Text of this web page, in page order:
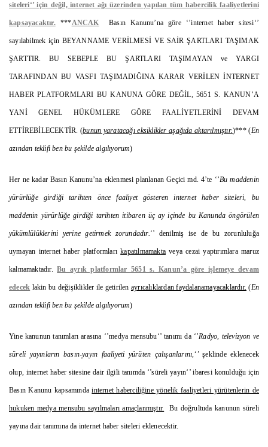
siteleri‘’ için değil, internet ağı üzerinden yapılan tüm habercilik faaliyetlerini
kapsayacaktır.***ANCAK Basın Kanunu’na göre ‘’internet haber sitesi‘’
sayılabilmek için BEYANNAME VERİLMESİ VE SAİR ŞARTLARI TAŞIMAK
ŞARTTIR. BU SEBEPLE BU ŞARTLARI TAŞIMAYAN ve YARGI
TARAFINDAN BU VASFI TAŞIMADIĞINA KARAR VERİLEN İNTERNET
HABER PLATFORMLARI BU KANUNA GÖRE DEĞİL, 5651 S. KANUN’A
YANİ GENEL HÜKÜMLERE GÖRE FAALİYETLERİNİ DEVAM
ETTİREBİLECEKTİR. (bunun yaratacağı eksiklikler aşağıda aktarılmıştır.)*** (En
azından teklifi ben bu şekilde algılıyorum)
Her ne kadar Basın Kanunu’na eklenmesi planlanan Geçici md. 4’te ‘’Bu maddenin
yürürlüğe girdiği tarihten önce faaliyet gösteren internet haber siteleri, bu
maddenin yürürlüğe girdiği tarihten itibaren üç ay içinde bu Kanunda öngörülen
yükümlülüklerini yerine getirmek zorundadır.‘’ denilmiş ise de bu zorunluluğa
uymayan internet haber platformlarıkapatılmamakta veya cezai yaptırımlara maruz
kalmamaktadır.Bu ayrık platformlar 5651 s. Kanun’a göre işlemeye devam
edecek lakin bu değişiklikler ile getirilen ayrıcalıklardan faydalanamayacaklardır. (En
azından teklifi ben bu şekilde algılıyorum)
Yine kanunun tanımları arasına ‘’medya mensubu‘’ tanımı da ‘’Radyo, televizyon ve
süreli yayınların basın-yayın faaliyeti yürüten çalışanlarını,‘’şeklinde eklenecek
olup, internet haber sitesine dair ilgili tanımda ‘’süreli yayın‘’ ibaresi konulduğu için
Basın Kanunu kapsamındainternet haberciliğine yönelik faaliyetleri yürütenlerin de
hukuken medya mensubu sayılmaları amaçlanmıştır. Bu doğrultuda kanunun süreli
yayına dair tanımına da internet haber siteleri eklenecektir.